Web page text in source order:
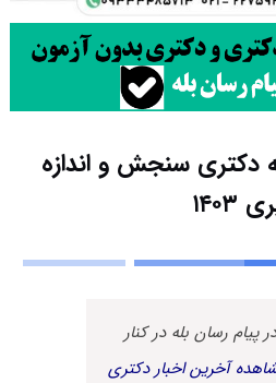
دکتری سنجش و اندازه
پیام رسان بله در کنار
آخرین اخبار دکتری